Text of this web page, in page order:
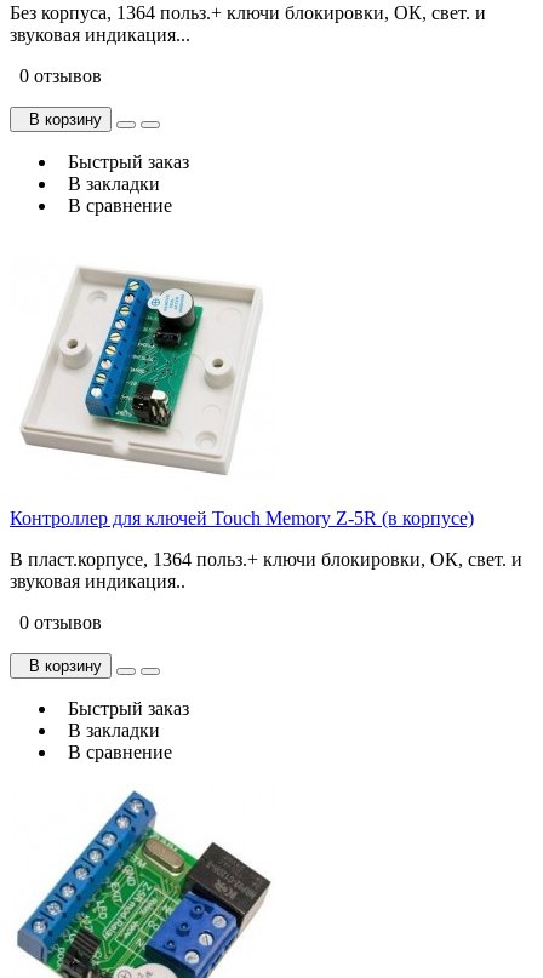
Без корпуса, 1364 польз.+ ключи блокировки, ОК, свет. и
звуковая индикация...
0 отзывов
В корзину
Быстрый заказ
В закладки
В сравнение
Контроллер для ключей Touch Memory Z-5R (в корпусе)
В пласт.корпусе, 1364 польз.+ ключи блокировки, ОК, свет. и
звуковая индикация..
0 отзывов
В корзину
Быстрый заказ
В закладки
В сравнение